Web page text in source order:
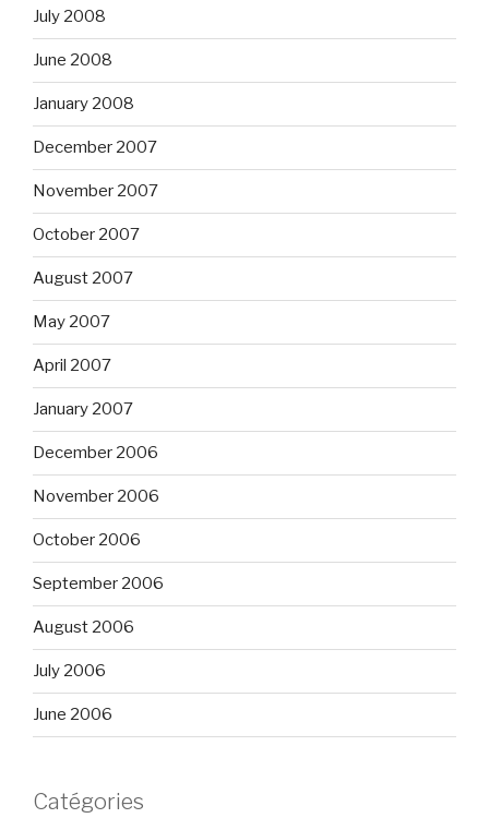
July 2008
June 2008
January 2008
December 2007
November 2007
October 2007
August 2007
May 2007
April 2007
January 2007
December 2006
November 2006
October 2006
September 2006
August 2006
July 2006
June 2006
Catégories